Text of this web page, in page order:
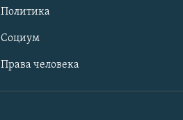
Политика
Социум
Права человека